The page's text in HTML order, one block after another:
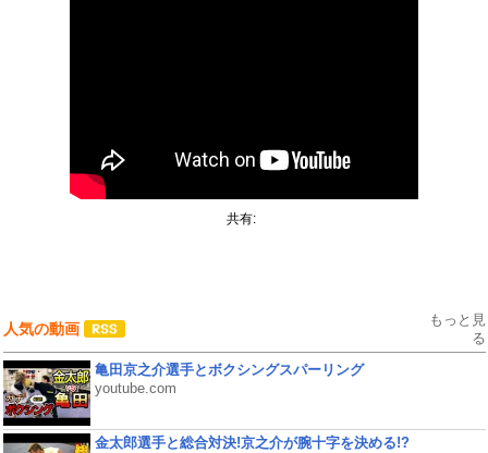
共有:
人気の動画
もっと見
る
亀田京之介選手とボクシングスパーリング
youtube.com
金太郎選手と総合対決!京之介が腕十字を決める!?